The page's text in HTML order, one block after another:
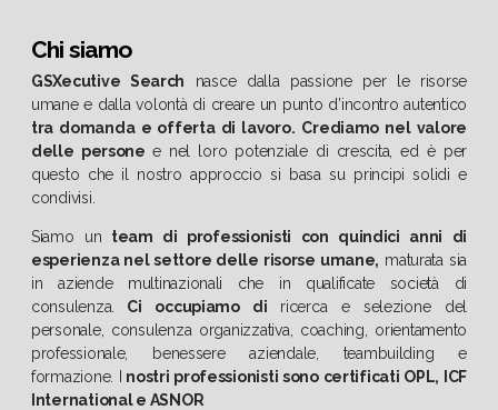
Chi siamo
GSXecutive Search nasce dalla passione per le risorse
umane e dalla volontà di creare un punto d’incontro autentico
tra domanda e offerta di lavoro. Crediamo nel valore
delle personee nel loro potenziale di crescita, ed è per
questo che il nostro approccio si basa su principi solidi e
condivisi.
Siamo un team di professionisti con quindici anni di
esperienza nel settore delle risorse umane, maturata sia
in aziende multinazionali che in qualificate società di
consulenza.
Ci occupiamo di ricerca e selezione del
personale, consulenza organizzativa, coaching, orientamento
professionale, benessere aziendale, teambuilding e
formazione. I
nostri professionisti sono certificati OPL, ICF
International e ASNOR